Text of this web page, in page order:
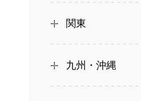
関東
九州・沖縄